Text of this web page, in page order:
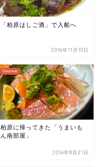
「柏原はしご酒」で入船へ
2016年11月10日
Gourmet
柏原に帰ってきた「うまいも
ん南部屋」
2016年8月21日